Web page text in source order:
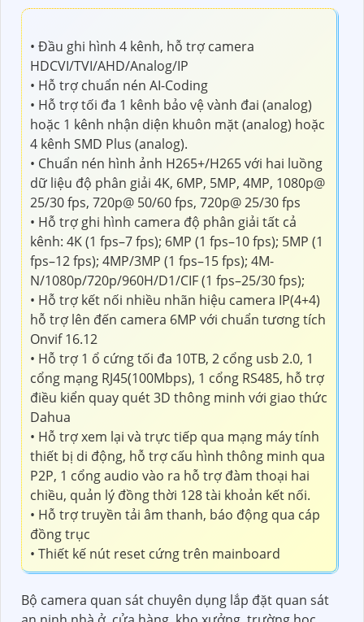
• Đầu ghi hình 4 kênh, hỗ trợ camera
HDCVI/TVI/AHD/Analog/IP
• Hỗ trợ chuẩn nén AI-Coding
• Hỗ trợ tối đa 1 kênh bảo vệ vành đai (analog)
hoặc 1 kênh nhận diện khuôn mặt (analog) hoặc
4 kênh SMD Plus (analog).
• Chuẩn nén hình ảnh H265+/H265 với hai luồng
dữ liệu độ phân giải 4K, 6MP, 5MP, 4MP, 1080p@
25/30 fps, 720p@ 50/60 fps, 720p@ 25/30 fps
• Hỗ trợ ghi hình camera độ phân giải tất cả
kênh: 4K (1 fps–7 fps); 6MP (1 fps–10 fps); 5MP (1
fps–12 fps); 4MP/3MP (1 fps–15 fps); 4M-
N/1080p/720p/960H/D1/CIF (1 fps–25/30 fps);
• Hỗ trợ kết nối nhiều nhãn hiệu camera IP(4+4)
hỗ trợ lên đến camera 6MP với chuẩn tương tích
Onvif 16.12
• Hỗ trợ 1 ổ cứng tối đa 10TB, 2 cổng usb 2.0, 1
cổng mạng RJ45(100Mbps), 1 cổng RS485, hỗ trợ
điều kiển quay quét 3D thông minh với giao thức
Dahua
• Hỗ trợ xem lại và trực tiếp qua mạng máy tính
thiết bị di động, hỗ trợ cấu hình thông minh qua
P2P, 1 cổng audio vào ra hỗ trợ đàm thoại hai
chiều, quản lý đồng thời 128 tài khoản kết nối.
• Hỗ trợ truyền tải âm thanh, báo động qua cáp
đồng trục
• Thiết kế nút reset cứng trên mainboard
Bộ camera quan sát chuyên dụng lắp đặt quan sát